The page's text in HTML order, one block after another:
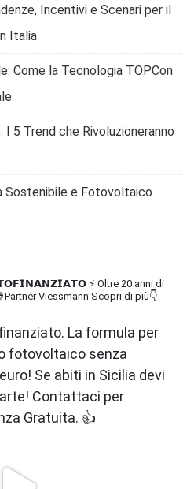
Incentivi e Scenari per il
Italia
Come la Tecnologia TOPCon
5 Trend che Rivoluzioneranno
Sostenibile e Fotovoltaico
⚡ Oltre 20 anni di
Partner Viessmann Scopri di più👇